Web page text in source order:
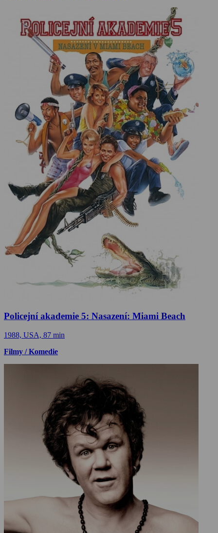
Policejní akademie 5: Nasazení: Miami Beach
1988, USA, 87 min
Filmy / Komedie